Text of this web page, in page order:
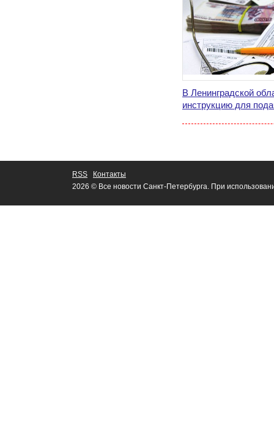
В Ленинградской
инструкцию для
RSS
Контакты
2026 © Все новости Санкт-Петербурга. При